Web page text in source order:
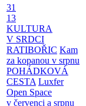
31
13
KULTURA
V SRDCI
RATIBOŘIC Kam
za kopanou v srpnu
POHÁDKOVÁ
CESTA Luxfer
Open Space
v červenci a srpnu